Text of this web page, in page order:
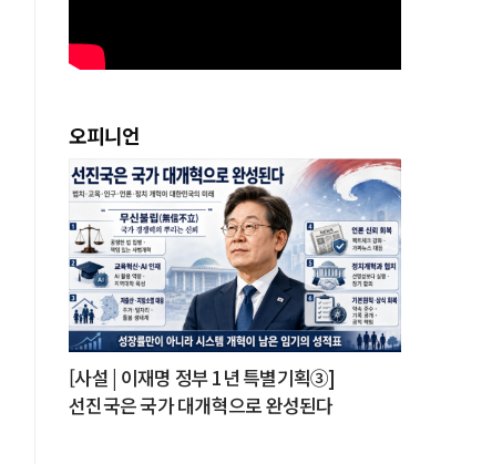
오피니언
[사설 | 이재명 정부 1년 특별기획③]
선진국은 국가 대개혁으로 완성된다